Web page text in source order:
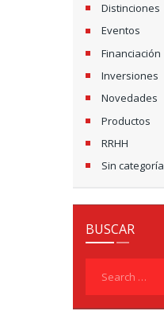
Distinciones
Eventos
Financiación
Inversiones
Novedades
Productos
RRHH
Sin categoría
BUSCAR